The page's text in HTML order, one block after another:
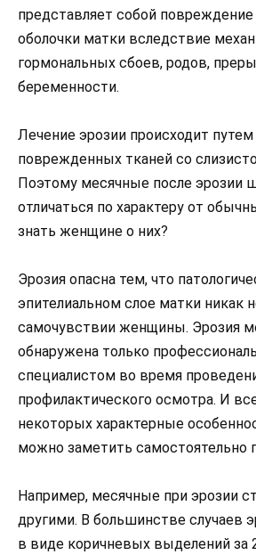
представляет собой повреждение
оболочки матки вследствие
гормональных сбоев, родов,
беременности.
Лечение эрозии происходит путем
поврежденных тканей со
Поэтому месячные после эрозии
отличаться по характеру от
знать женщине о них?
Эрозия опасна тем, что
эпителиальном слое матки никак
самочувствии женщины. Эрозия
обнаружена только
специалистом во время
профилактического осмотра. И
некоторых характерные
можно заметить самостоятельно
Например, месячные при эрозии
другими. В большинстве случаев
в виде коричневых выделений за